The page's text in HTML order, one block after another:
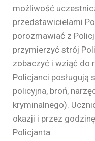
możliwość
przedstawicielami
porozmawiać z
przymierzyć strój
zobaczyć i wziąć do
Policjanci posługują
policyjna, broń,
kryminalnego).
okazji i przez
Policjanta.